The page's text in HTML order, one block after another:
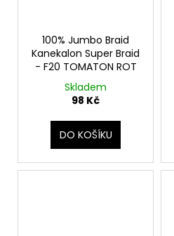
100% Jumbo Braid
Kanekalon Super Braid
- F20 TOMATON ROT
Skladem
98 Kč
DO KOŠÍKU